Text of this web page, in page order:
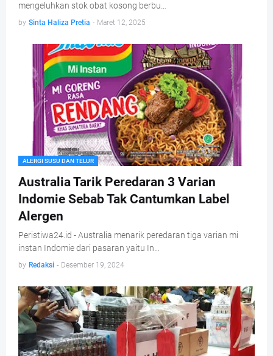
mengeluhkan stok obat kosong berbu…
by Sinta Haliza Pretia - Maret 12, 2025
ALERGI SUSU DAN TELUR
Australia Tarik Peredaran 3 Varian
Indomie Sebab Tak Cantumkan Label
Alergen
Peristiwa24.id - Australia menarik peredaran tiga varian mi
instan Indomie dari pasaran yaitu In…
by Redaksi - Desember 19, 2024